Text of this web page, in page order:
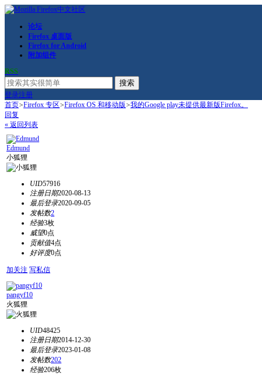
论坛
Firefox 桌面版
Firefox for Android
附加组件
RSS
搜索
登录注册
首页>Firefox 专区>Firefox OS 和移动版>我的Google play未提供最新版Firefox。
回复
« 返回列表
Edmund
小狐狸
UID57916
注册日期2020-08-13
最后登录2020-09-05
发帖数2
经验3枚
威望0点
贡献值4点
好评度0点
加关注 写私信
pangyf10
火狐狸
UID48425
注册日期2014-12-30
最后登录2023-01-08
发帖数202
经验206枚